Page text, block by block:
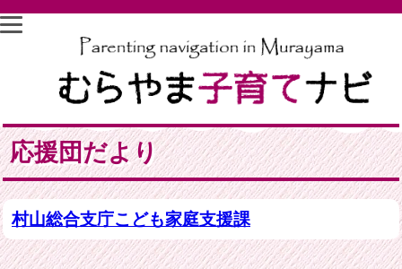
応援団だより
村山総合支庁こども家庭支援課